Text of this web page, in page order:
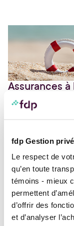
fdp Gestion
Le respect de
qu’en toute
témoins - mieux
permettent
d’offrir des
et d’analyser
Assurances
Vous voici en
qu’au début
Identifier vos
Vous devez
prévoir une
besoins de
etc.